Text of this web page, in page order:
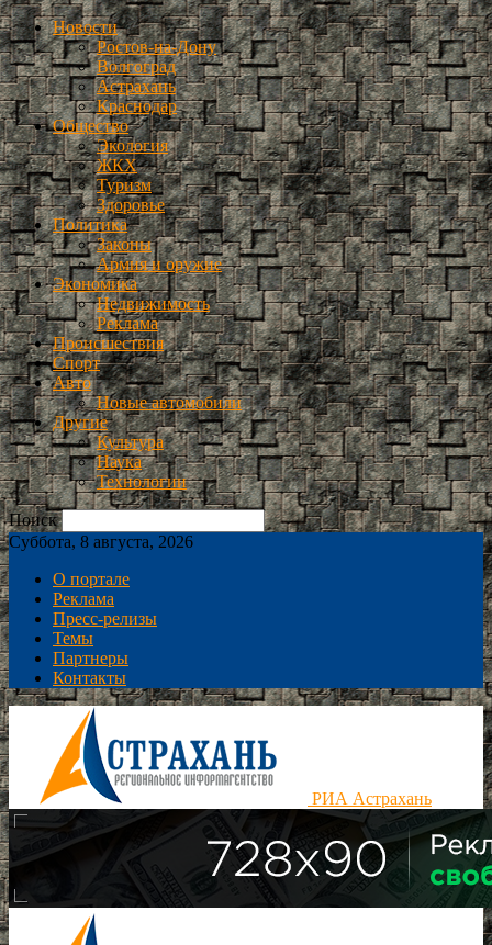
Новости
Ростов-на-Дону
Волгоград
Астрахань
Краснодар
Общество
Экология
ЖКХ
Туризм
Здоровье
Политика
Законы
Армия и оружие
Экономика
Недвижимость
Реклама
Происшествия
Спорт
Авто
Новые автомобили
Другие
Культура
Наука
Технологии
Поиск
Суббота, 8 августа, 2026
О портале
Реклама
Пресс-релизы
Темы
Партнеры
Контакты
РИА Астрахань